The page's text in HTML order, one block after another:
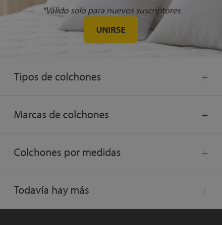
*Válido solo para nuevos suscriptores
UNIRSE
Tipos de colchones
Marcas de colchones
Colchones por medidas
Todavía hay más